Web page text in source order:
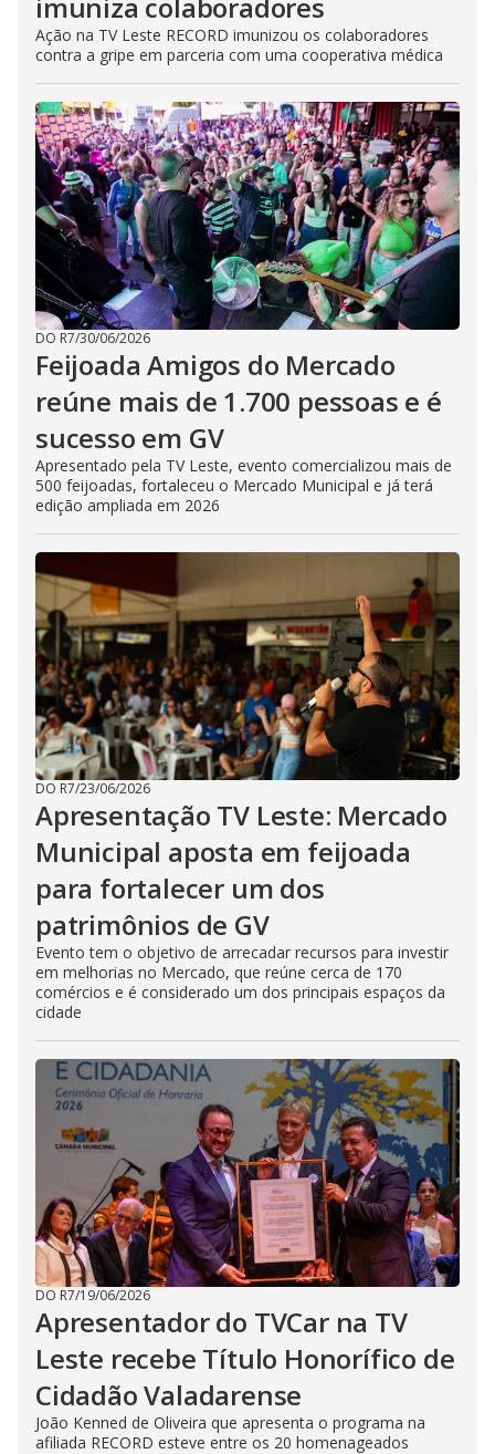
Ação na TV Leste RECORD imunizou os colaboradores
contra a gripe em parceria com uma cooperativa médica
DO R7/30/06/2026
Feijoada Amigos do Mercado
reúne mais de 1.700 pessoas e é
sucesso em GV
Apresentado pela TV Leste, evento comercializou mais de
500 feijoadas, fortaleceu o Mercado Municipal e já terá
edição ampliada em 2026
DO R7/23/06/2026
Apresentação TV Leste: Mercado
Municipal aposta em feijoada
para fortalecer um dos
patrimônios de GV
Evento tem o objetivo de arrecadar recursos para investir
em melhorias no Mercado, que reúne cerca de 170
comércios e é considerado um dos principais espaços da
cidade
DO R7/19/06/2026
Apresentador do TVCar na TV
Leste recebe Título Honorífico de
Cidadão Valadarense
João Kenned de Oliveira que apresenta o programa na
afiliada RECORD esteve entre os 20 homenageados